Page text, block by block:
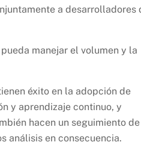
a desarrolladores
manejar el volumen y la
éxito en la adopción de
y aprendizaje continuo, y
hacen un seguimiento de
análisis en consecuencia.